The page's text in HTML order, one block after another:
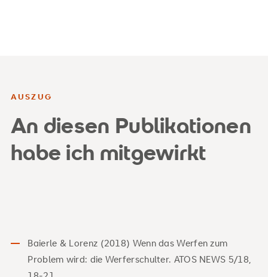
AUSZUG
An diesen Publikationen
habe ich mitgewirkt
Baierle & Lorenz (2018) Wenn das Werfen zum
Problem wird: die Werferschulter. ATOS NEWS 5/18,